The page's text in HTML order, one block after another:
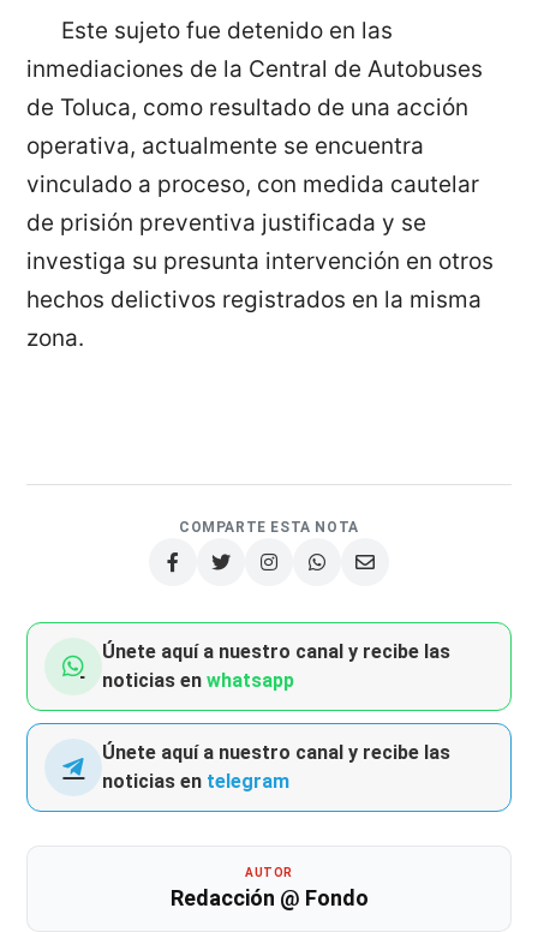
Este sujeto fue detenido en las
inmediaciones de la Central de Autobuses
de Toluca, como resultado de una acción
operativa, actualmente se encuentra
vinculado a proceso, con medida cautelar
de prisión preventiva justificada y se
investiga su presunta intervención en otros
hechos delictivos registrados en la misma
zona.
COMPARTE ESTA NOTA
Únete aquí a nuestro canal y recibe las
noticias enwhatsapp
Únete aquí a nuestro canal y recibe las
noticias en telegram
AUTOR
Redacción @ Fondo